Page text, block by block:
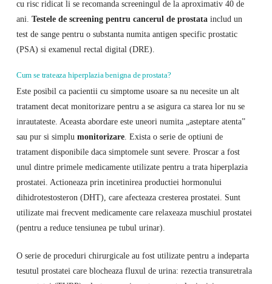
cu risc ridicat li se recomanda screeningul de la aproximativ 40 de
ani. Testele de screening pentru cancerul de prostatainclud un
test de sange pentru o substanta numita antigen specific prostatic
(PSA) si examenul rectal digital (DRE).
Cum se trateaza hiperplazia benigna de prostata?
Este posibil ca pacientii cu simptome usoare sa nu necesite un alt
tratament decat monitorizare pentru a se asigura ca starea lor nu se
inrautateste. Aceasta abordare este uneori numita „asteptare atenta”
sau pur si simplu monitorizare. Exista o serie de optiuni de
tratament disponibile daca simptomele sunt severe. Proscar a fost
unul dintre primele medicamente utilizate pentru a trata hiperplazia
prostatei. Actioneaza prin incetinirea productiei hormonului
dihidrotestosteron (DHT), care afecteaza cresterea prostatei. Sunt
utilizate mai frecvent medicamente care relaxeaza muschiul prostatei
(pentru a reduce tensiunea pe tubul urinar).
O serie de proceduri chirurgicale au fost utilizate pentru a indeparta
tesutul prostatei care blocheaza fluxul de urina: rezectia transuretrala